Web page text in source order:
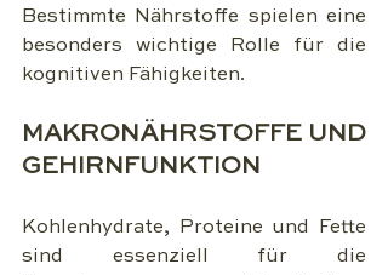
Bestimmte Nährstoffe spielen eine
besonders wichtige Rolle für die
kognitiven Fähigkeiten.
MAKRONÄHRSTOFFE UND
GEHIRNFUNKTION
Kohlenhydrate, Proteine und Fette
sind essenziell für die